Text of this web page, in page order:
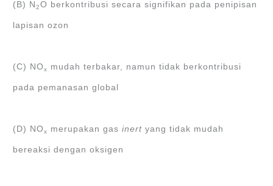
(B) N2O berkontribusi secara signifikan pada penipisan
lapisan ozon
(C) NOx mudah terbakar, namun tidak berkontribusi
pada pemanasan global
(D) NOx merupakan gasinert yang tidak mudah
bereaksi dengan oksigen